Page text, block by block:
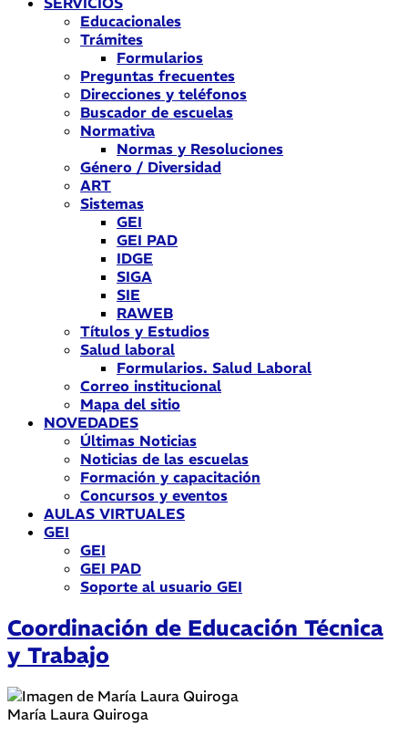
Educacionales
Trámites
Formularios
Preguntas frecuentes
Direcciones y teléfonos
Buscador de escuelas
Normativa
Normas y Resoluciones
Género / Diversidad
ART
Sistemas
GEI
GEI PAD
IDGE
SIGA
SIE
RAWEB
Títulos y Estudios
Salud laboral
Formularios. Salud Laboral
Correo institucional
Mapa del sitio
NOVEDADES
Últimas Noticias
Noticias de las escuelas
Formación y capacitación
Concursos y eventos
AULAS VIRTUALES
GEI
GEI
GEI PAD
Soporte al usuario GEI
Coordinación de Educación Técnica
y Trabajo
María Laura Quiroga